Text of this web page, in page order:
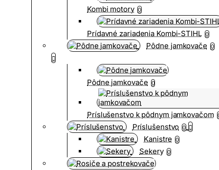
Kombi motory 0
Prídavné zariadenia Kombi-STIHL 0
Pôdne jamkovače 0
Pôdne jamkovače 0
Príslušenstvo k pôdnym jamkovačom
Príslušenstvo 0
Kanistre 0
Sekery 0